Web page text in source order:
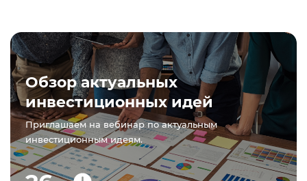
Обзор актуальных
инвестиционных идей
Приглашаем на вебинар по актуальным
инвестиционным идеям.